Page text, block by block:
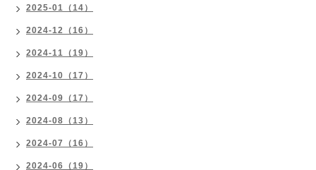
2025-01（14）
2024-12（16）
2024-11（19）
2024-10（17）
2024-09（17）
2024-08（13）
2024-07（16）
2024-06（19）